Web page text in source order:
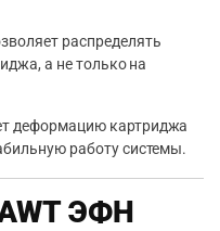
распределять
а не только на
деформацию картриджа
работу системы.
ЭФН